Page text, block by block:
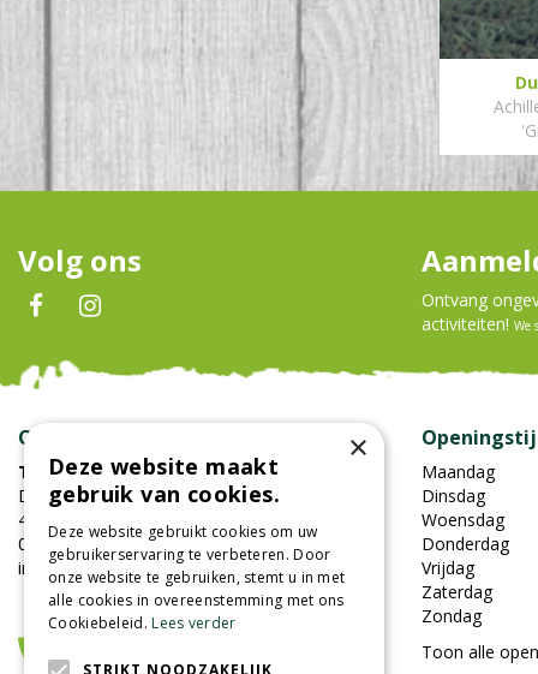
Ontvang
activiteiten! We
Volg ons
Contact
Tuincentrum Oosterhout
Damweg 7
4905BS Oosterhout
0162-451852
info@tuincentrumoosterhout.nl
Maandag
Dinsdag
Woensdag
Donderdag
Vrijdag
Zaterdag
Zondag
Toon alle
×
Deze website maakt
gebruik van cookies.
Deze website gebruikt cookies om uw
gebruikerservaring te verbeteren. Door
onze website te gebruiken, stemt u in met
alle cookies in overeenstemming met ons
Cookiebeleid.Lees verder
STRIKT NOODZAKELIJK